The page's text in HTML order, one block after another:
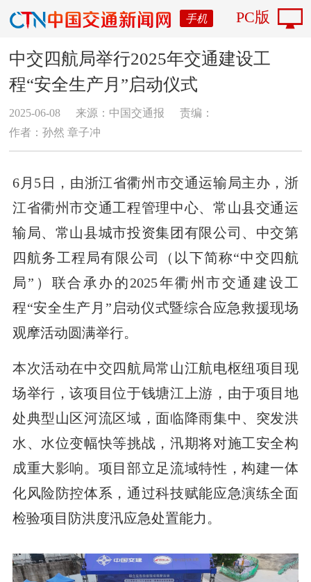
手机 PC版
中交四航局举行2025年交通建设工
程“安全生产月”启动仪式
2025-06-08 来源：中国交通报
责编：
作者：孙然 章子冲
6月5日，由浙江省衢州市交通运输局主办，浙
江省衢州市交通工程管理中心、常山县交通运
输局、常山县城市投资集团有限公司、中交第
四航务工程局有限公司（以下简称“中交四航
局”）联合承办的2025年衢州市交通建设工
程“安全生产月”启动仪式暨综合应急救援现场
观摩活动圆满举行。
本次活动在中交四航局常山江航电枢纽项目现
场举行，该项目位于钱塘江上游，由于项目地
处典型山区河流区域，面临降雨集中、突发洪
水、水位变幅快等挑战，汛期将对施工安全构
成重大影响。项目部立足流域特性，构建一体
化风险防控体系，通过科技赋能应急演练全面
检验项目防洪度汛应急处置能力。